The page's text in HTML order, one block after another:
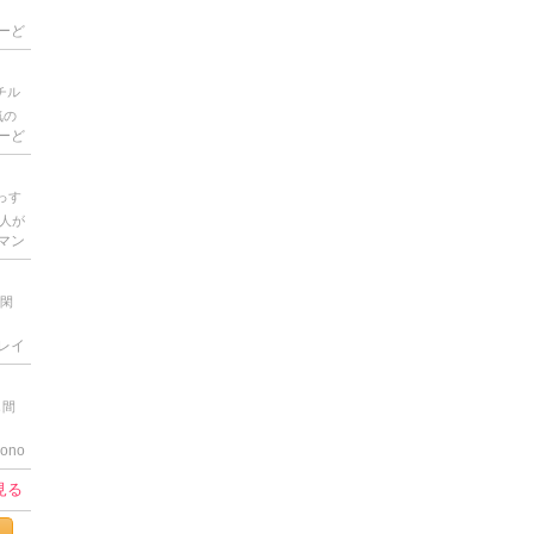
ど
ル
の
起
た
け
わ
｣
1
ど
す
が
最
味
ン
イ
る